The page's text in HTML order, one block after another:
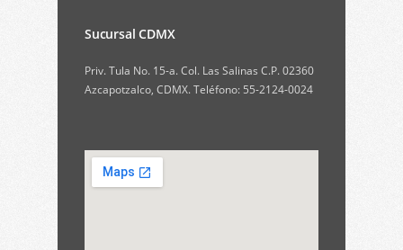
Sucursal CDMX
Priv. Tula No. 15-a. Col. Las Salinas C.P. 02360
Azcapotzalco, CDMX. Teléfono: 55-2124-0024